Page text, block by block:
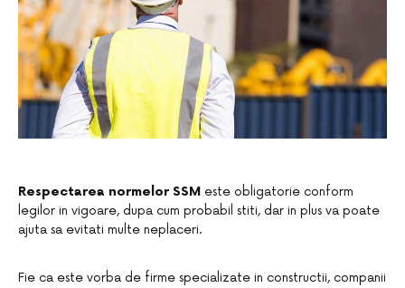
Respectarea normelor SSM este obligatorie conform
legilor in vigoare, dupa cum probabil stiti, dar in plus va poate
ajuta sa evitati multe neplaceri.
Fie ca este vorba de firme specializate in constructii, companii